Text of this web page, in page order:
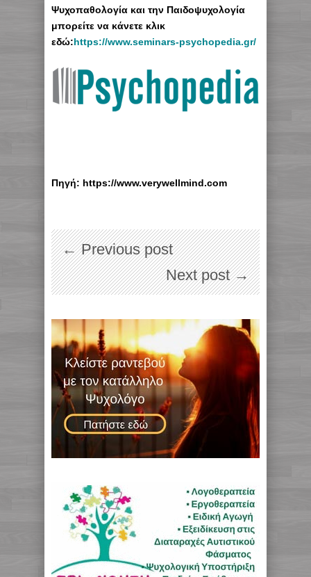
Ψυχοπαθολογία και την Παιδοψυχολογία
μπορείτε να κάνετε κλικ
εδώ:https://www.seminars-psychopedia.gr/
Πηγή: https://www.verywellmind.com
← Previous post
Next post →